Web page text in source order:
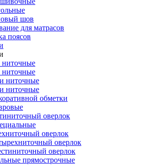
шов
для матрасов
поясов
ниточные
ниточные
ниточные
ниточные
обметки
оверлок
оверлок
оверлок
оверлок
прямострочные